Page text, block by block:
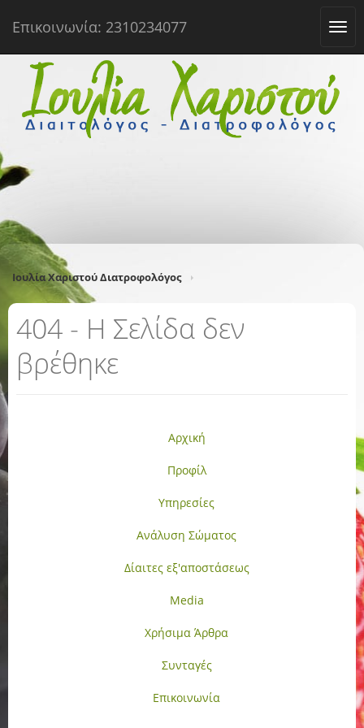
Επικοινωνία: 2310234077
Ιουλία Χαριστού Διατροφολόγος
404 - Η Σελίδα δεν
βρέθηκε
Αρχική
Προφίλ
Υπηρεσίες
Ανάλυση Σώματος
Δίαιτες εξ'αποστάσεως
Media
Χρήσιμα Άρθρα
Συνταγές
Επικοινωνία